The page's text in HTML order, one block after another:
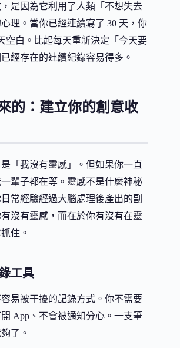
是因為它利用了人類「不想失去
理。當你已經連續寫了 30 天，你
空白。比起每天重新決定「今天要
經存在的連續紀錄容易得多。
的：建立你的創意收
「我沒有靈感」。但如果你一直
輩子都在等。靈感不是什麼神秘
常經驗經過大腦處理後產出的副
沒有靈感，而在於你有沒有在靈
住。
工具
易被干擾的記錄方式。你不需要
App、不會被通知分心。一支筆
了。